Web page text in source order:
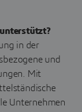
in der
und
Mit
Unternehmen